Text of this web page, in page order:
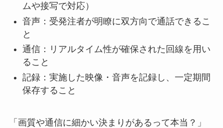
ムや接写で対応）
音声：受発注者が明瞭に双方向で通話できるこ
と
通信：リアルタイム性が確保された回線を用い
ること
記録：実施した映像・音声を記録し、一定期間
保存すること
「画質や通信に細かい決まりがあるって本当？」